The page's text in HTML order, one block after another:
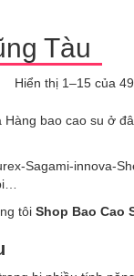
Tàu
Hiển thị 1–15 của
bao cao su ở
Sagami-innova-
tôi Shop Bao Cao